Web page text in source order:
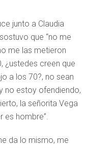
junto a Claudia
que “no me
me las metieron
¿ustedes creen que
a los 70?, no sean
no estoy ofendiendo,
la señorita Vega
es hombre”.
da lo mismo, me